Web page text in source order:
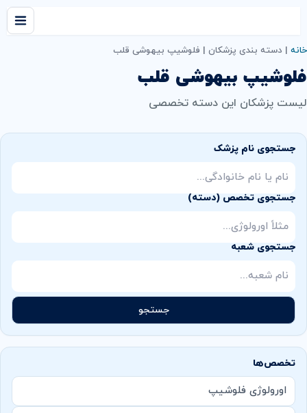
خانه | دسته بندی پزشکان | فلوشیپ بیهوشی قلب
فلوشیپ بیهوشی قلب
لیست پزشکان این دسته تخصصی
جستجوی نام پزشک
جستجوی تخصص (دسته)
جستجوی شعبه
جستجو
تخصص‌ها
اورولوژی فلوشیپ